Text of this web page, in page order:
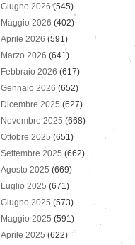
Giugno 2026 (545)
Maggio 2026 (402)
Aprile 2026 (591)
Marzo 2026 (641)
Febbraio 2026 (617)
Gennaio 2026 (652)
Dicembre 2025 (627)
Novembre 2025 (668)
Ottobre 2025 (651)
Settembre 2025 (662)
Agosto 2025 (669)
Luglio 2025 (671)
Giugno 2025 (573)
Maggio 2025 (591)
Aprile 2025 (622)